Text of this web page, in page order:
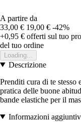
A partire da
33,00 € 19,00 € -42%
+0,95 € offerti sul tuo
del tuo ordine
Loading...
Descrizione
Prenditi cura di te stesso
pratica delle buone
bande elastiche per il
Informazioni